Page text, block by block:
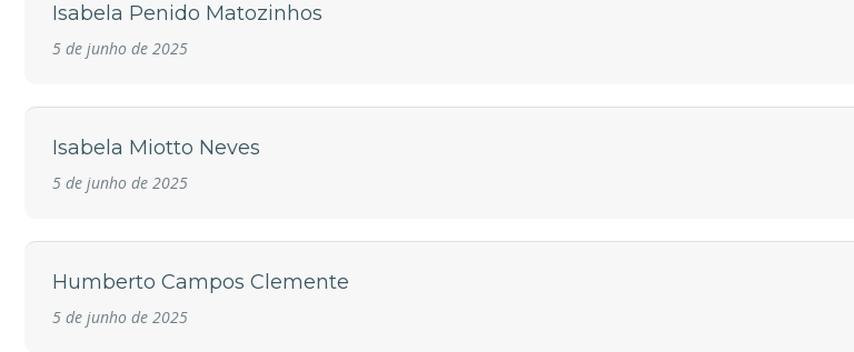
Isabela Penido Matozinhos
5 de junho de 2025
Isabela Miotto Neves
5 de junho de 2025
Humberto Campos Clemente
5 de junho de 2025